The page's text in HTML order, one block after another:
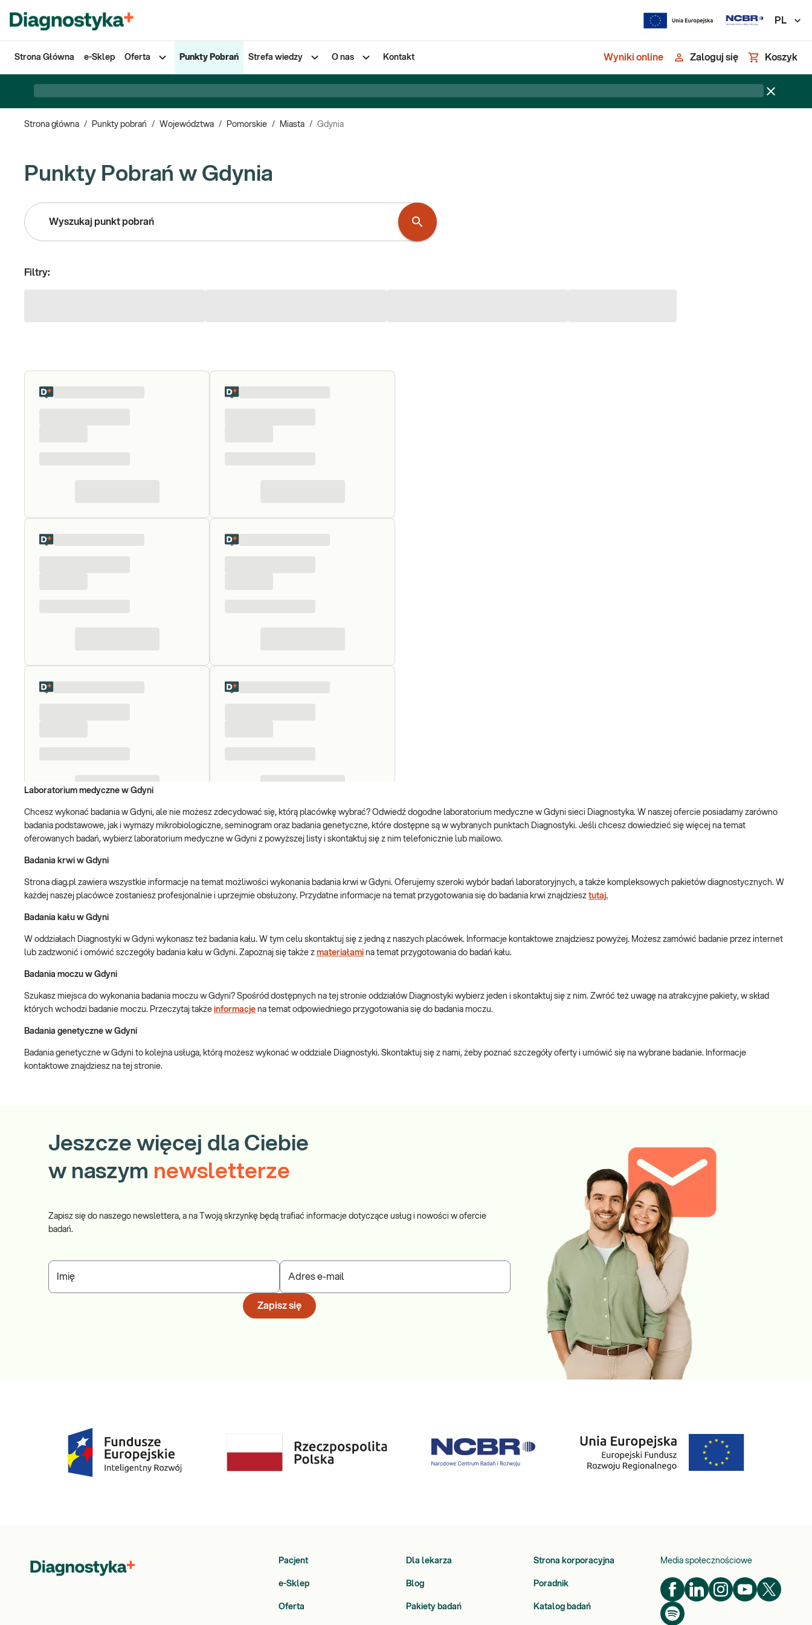
PL
Strona Główna e-Sklep Oferta Punkty Pobrań Strefa wiedzy O nas Kontakt Wyniki online Zaloguj się Koszyk
Strona główna / Punkty pobrań / Województwa / Pomorskie / Miasta / Gdynia
Punkty Pobrań w Gdynia
Filtry:
Laboratorium medyczne w Gdyni
Chcesz wykonać badania w Gdyni, ale nie możesz zdecydować się, którą placówkę wybrać? Odwiedź dogodne laboratorium medyczne w Gdyni sieci Diagnostyka. W naszej ofercie posiadamy zarówno
badania podstawowe, jak i wymazy mikrobiologiczne, seminogram oraz badania genetyczne, które dostępne są w wybranych punktach Diagnostyki. Jeśli chcesz dowiedzieć się więcej na temat
oferowanych badań, wybierz laboratorium medyczne w Gdyni z powyższej listy i skontaktuj się z nim telefonicznie lub mailowo.
Badania krwi w Gdyni
Strona diag.pl zawiera wszystkie informacje na temat możliwości wykonania badania krwi w Gdyni. Oferujemy szeroki wybór badań laboratoryjnych, a także kompleksowych pakietów diagnostycznych. W
każdej naszej placówce zostaniesz profesjonalnie i uprzejmie obsłużony. Przydatne informacje na temat przygotowania się do badania krwi znajdziesz tutaj.
Badania kału w Gdyni
W oddziałach Diagnostyki w Gdyni wykonasz też badania kału. W tym celu skontaktuj się z jedną z naszych placówek. Informacje kontaktowe znajdziesz powyżej. Możesz zamówić badanie przez internet
lub zadzwonić i omówić szczegóły badania kału w Gdyni. Zapoznaj się także z materiałami na temat przygotowania do badań kału.
Badania moczu w Gdyni
Szukasz miejsca do wykonania badania moczu w Gdyni? Spośród dostępnych na tej stronie oddziałów Diagnostyki wybierz jeden i skontaktuj się z nim. Zwróć też uwagę na atrakcyjne pakiety, w skład
których wchodzi badanie moczu. Przeczytaj także informacje na temat odpowiedniego przygotowania się do badania moczu.
Badania genetyczne w Gdyni
Badania genetyczne w Gdyni to kolejna usługa, którą możesz wykonać w oddziale Diagnostyki. Skontaktuj się z nami, żeby poznać szczegóły oferty i umówić się na wybrane badanie. Informacje
kontaktowe znajdziesz na tej stronie.
Jeszcze więcej dla Ciebie
w naszym newsletterze
Zapisz się do naszego newslettera, a na Twoją skrzynkę będą trafiać informacje dotyczące usług i nowości w ofercie
badań.
Imię Adres e-mail
Zapisz się
Pacjent Dla lekarza Strona korporacyjna
e-Sklep Blog Poradnik
Oferta Pakiety badań Katalog badań
Media społecznościowe